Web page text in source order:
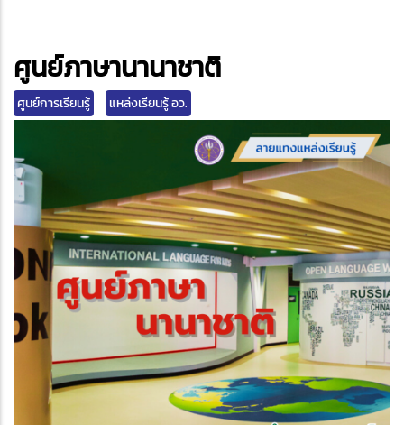
ศูนย์ภาษานานาชาติ
ศูนย์การเรียนรู้ แหล่งเรียนรู้ อว.